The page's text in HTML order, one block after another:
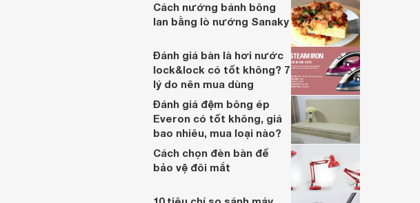
Cách nướng bánh bông
lan bằng lò nướng Sanaky
Đánh giá bàn là hơi nước
lock&lock có tốt không? 7
lý do nên mua dùng
Đánh giá đệm bông ép
Everon có tốt không, giá
bao nhiêu, mua loại nào?
Cách chọn đèn bàn để
bảo vệ đôi mắt